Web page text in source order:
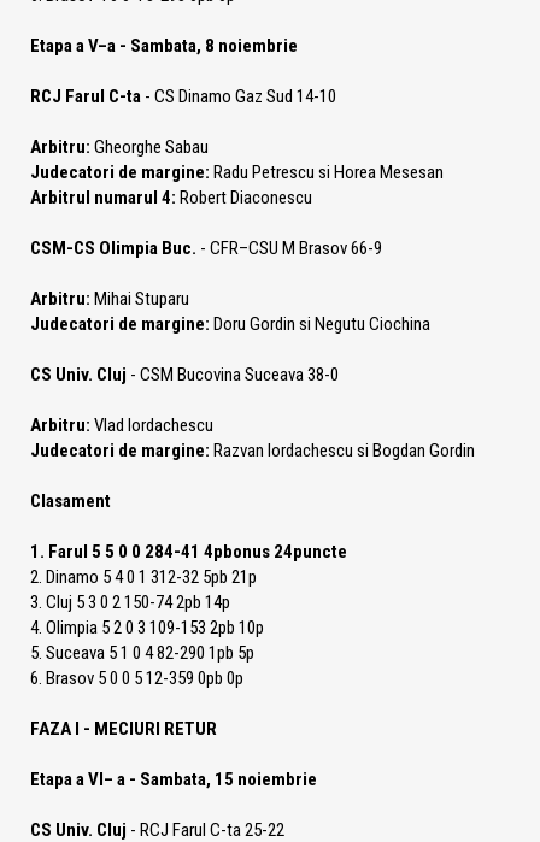
Etapa a V–a - Sambata, 8 noiembrie
RCJ Farul C-ta - CS Dinamo Gaz Sud 14-10
Arbitru: Gheorghe Sabau
Judecatori de margine: Radu Petrescu si Horea Mesesan
Arbitrul numarul 4: Robert Diaconescu
CSM-CS Olimpia Buc. - CFR–CSU M Brasov 66-9
Arbitru: Mihai Stuparu
Judecatori de margine: Doru Gordin si Negutu Ciochina
CS Univ. Cluj - CSM Bucovina Suceava 38-0
Arbitru: Vlad Iordachescu
Judecatori de margine: Razvan Iordachescu si Bogdan Gordin
Clasament
1. Farul 5 5 0 0 284-41 4pbonus 24puncte
2. Dinamo 5 4 0 1 312-32 5pb 21p
3. Cluj 5 3 0 2 150-74 2pb 14p
4. Olimpia 5 2 0 3 109-153 2pb 10p
5. Suceava 5 1 0 4 82-290 1pb 5p
6. Brasov 5 0 0 5 12-359 0pb 0p
FAZA I - MECIURI RETUR
Etapa a VI– a - Sambata, 15 noiembrie
CS Univ. Cluj - RCJ Farul C-ta 25-22